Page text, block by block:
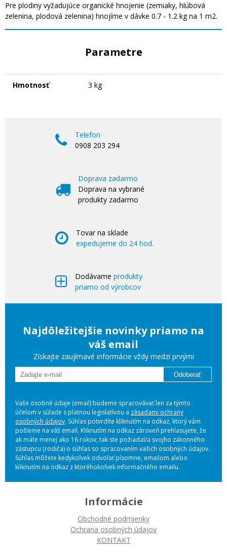
Pre plodiny vyžadujúce organické hnojenie (zemiaky, hlúbová
zelenina, plodová zelenina) hnojíme v dávke 0.7 - 1.2 kg na 1 m2.
Parametre
Hmotnosť 3 kg
Telefon
0908 203 294
Doprava zadarmo
Doprava na vybrané
produkty zadarmo
Tovar na sklade
expedujeme do 24 hod.
Dodávame produkty
priamo od výrobcov
Najdôležitejšie novinky priamo na
váš email
Získajte zaujímavé informácie vždy medzi prvými
Odoberať
Vaše osobné údaje (email) budeme spracovávať len za týmto
účelom v súlade s platnou legislatívou a zásadami ochrany
osobných údajov. Súhlas potvrdíte kliknutím na odkaz, ktorý vám
pošleme na váš email. Kliknutím na odkaz zároveň prehlasujete, že
ak máte menej ako 16 rokov, tak ste požiadal/a svojho zákonného
zástupcu (rodiča) o súhlas so spracovaním vašich osobných údajov.
Súhlas môžete kedykoľvek odvolať písomne, emailom alebo
kliknutím na odkaz z ktoréhokoľvek informačného emailu.
Informácie
Obchodné podmienky
Ochrana osobných údajov
KONTAKT